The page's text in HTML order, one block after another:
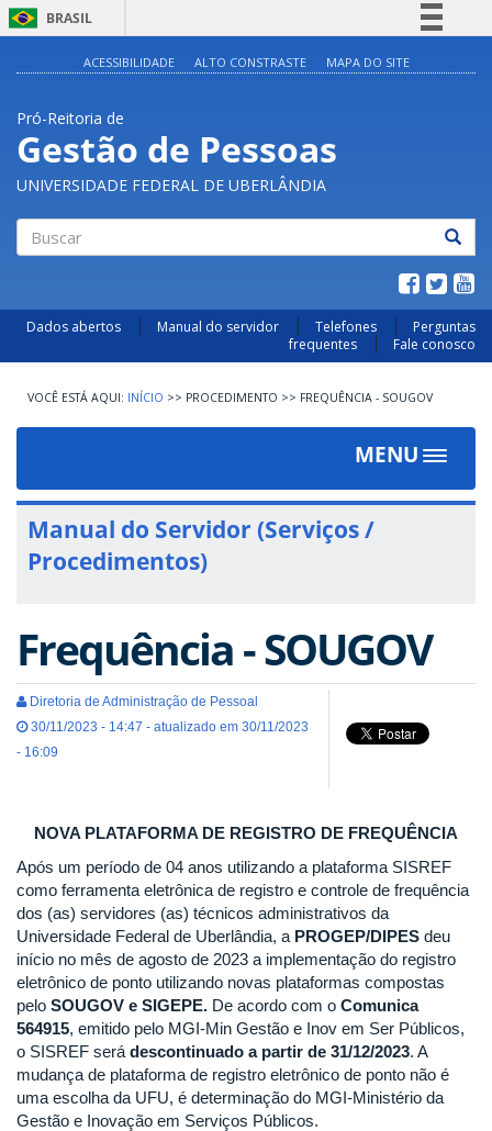
BRASIL
Acesso à informação
Legislação
Canais
ACESSIBILIDADE ALTO CONSTRASTE MAPA DO SITE
Pró-Reitoria de
Gestão de Pessoas
UNIVERSIDADE FEDERAL DE UBERLÂNDIA
Dados abertos Manual do servidor Telefones
Perguntas
frequentes
Fale conosco
INÍCIO >> PROCEDIMENTO >> FREQUÊNCIA - SOUGOV
MENU
Toggle
Manual do Servidor (Serviços /
Procedimentos)
Frequência - SOUGOV
Diretoria de Administração de Pessoal
30/11/2023 - 14:47 - atualizado em 30/11/2023
- 16:09
NOVA PLATAFORMA DE REGISTRO DE FREQUÊNCIA
Após um período de 04 anos utilizando a plataforma SISREF
como ferramenta eletrônica de registro e controle de frequência
dos (as) servidores (as) técnicos administrativos da
Universidade Federal de Uberlândia, a PROGEP/DIPES deu
início no mês de agosto de 2023 a implementação do registro
eletrônico de ponto utilizando novas plataformas compostas
pelo SOUGOV e SIGEPE. De acordo com o Comunica
564915, emitido pelo MGI-Min Gestão e Inov em Ser Públicos,
o SISREF será descontinuado a partir de 31/12/2023. A
mudança de plataforma de registro eletrônico de ponto não é
uma escolha da UFU, é determinação do MGI-Ministério da
Gestão e Inovação em Serviços Públicos.